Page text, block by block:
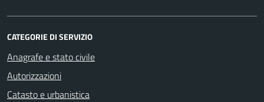
CATEGORIE DI SERVIZIO
Anagrafe e stato civile
Autorizzazioni
Catasto e urbanistica